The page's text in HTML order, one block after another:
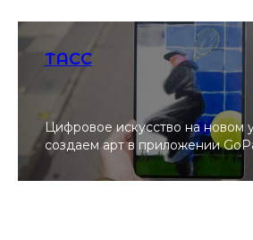
ТАСС
Цифровое искусство на новом
создаем арт в приложении